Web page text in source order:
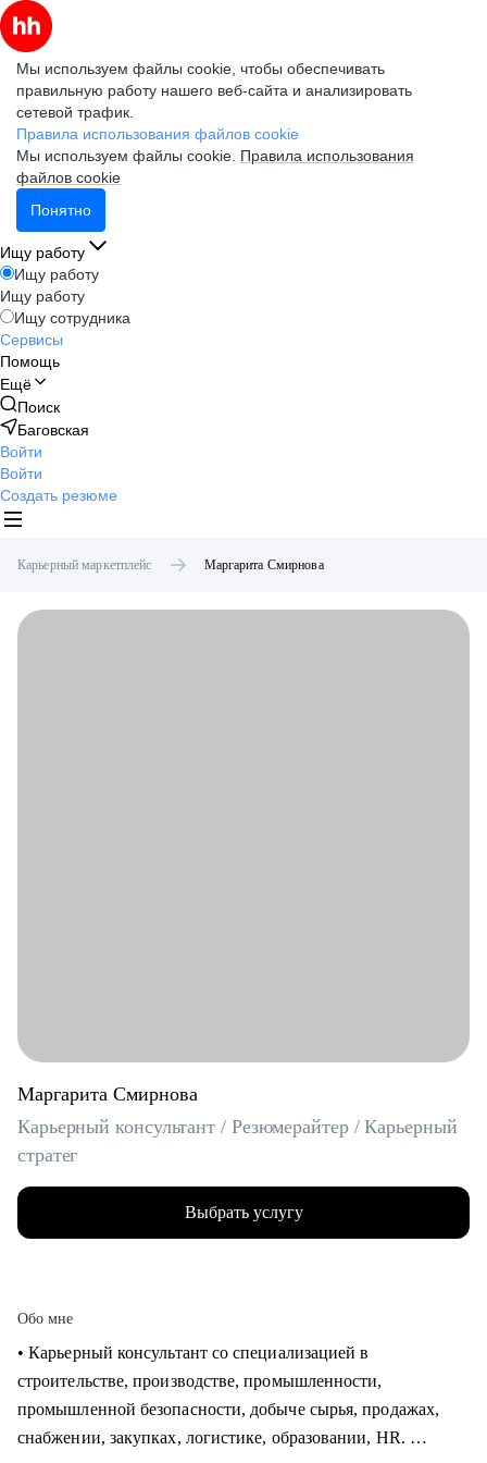
Мы используем файлы cookie, чтобы обеспечивать
правильную работу нашего веб-сайта и анализировать
сетевой трафик.
Правила использования файлов cookie
Мы используем файлы cookie. Правила использования
файлов cookie
Понятно
Ищу работу
Ищу работу
Ищу работу
Ищу сотрудника
Сервисы
Помощь
Ещё
Поиск
Баговская
Войти
Войти
Создать резюме
Карьерный маркетплейс Маргарита Смирнова
Маргарита Смирнова
Карьерный консультант / Резюмерайтер / Карьерный
стратег
Выбрать услугу
Обо мне
• Карьерный консультант со специализацией в
строительстве, производстве, промышленности,
промышленной безопасности, добыче сырья, продажах,
снабжении, закупках, логистике, образовании, HR.